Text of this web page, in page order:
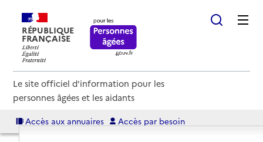
RÉPUBLIQUE
FRANÇAISE
Le site officiel d'information pour les
personnes âgées et les aidants
Accès aux annuaires Accès par besoin